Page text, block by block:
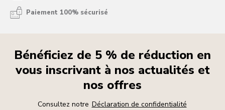
Paiement 100% sécurisé
Bénéficiez de 5 % de réduction en
vous inscrivant à nos actualités et
nos offres
Consultez notre Déclaration de confidentialité